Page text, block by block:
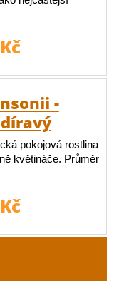
-
pokojová rostlina
květináče. Průměr